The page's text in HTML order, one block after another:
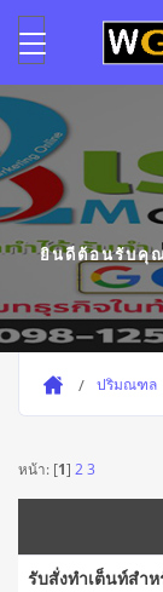
ยินดีต้อนรับ
ปริมณฑล
หน้า: [1] 2 3
รับสั่งทำเต็นท์สำ